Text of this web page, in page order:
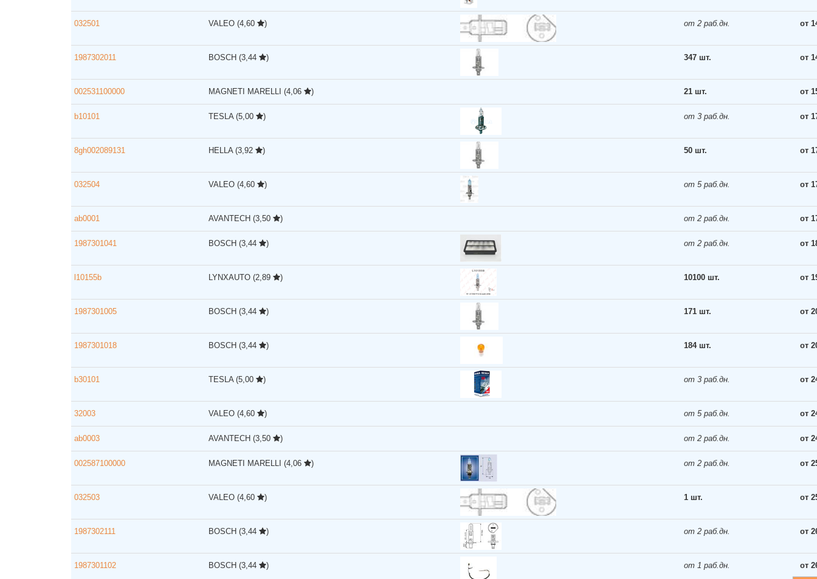
032501 VALEO (4,60 ) от 2 раб.дн. от
1987302011 BOSCH (3,44 ) 347 шт. от
002531100000 MAGNETI MARELLI (4,06 ) 21 шт. от
b10101 TESLA (5,00 ) от 3 раб.дн. от
8gh002089131 HELLA (3,92 ) 50 шт. от
032504 VALEO (4,60 ) от 5 раб.дн. от
ab0001 AVANTECH (3,50 ) от 2 раб.дн. от
1987301041 BOSCH (3,44 ) от 2 раб.дн. от
l10155b LYNXAUTO (2,89 ) 10100 шт. от
1987301005 BOSCH (3,44 ) 171 шт. от
1987301018 BOSCH (3,44 ) 184 шт. от
b30101 TESLA (5,00 ) от 3 раб.дн. от
32003 VALEO (4,60 ) от 5 раб.дн. от
ab0003 AVANTECH (3,50 ) от 2 раб.дн. от
002587100000 MAGNETI MARELLI (4,06 ) от 2 раб.дн. от
032503 VALEO (4,60 ) 1 шт. от
1987302111 BOSCH (3,44 ) от 2 раб.дн. от
1987301102 BOSCH (3,44 ) от 1 раб.дн. от